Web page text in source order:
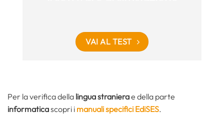
VAI AL TEST
Per la verifica della lingua stranierae della parte
informaticascopri i manuali specifici EdiSES.